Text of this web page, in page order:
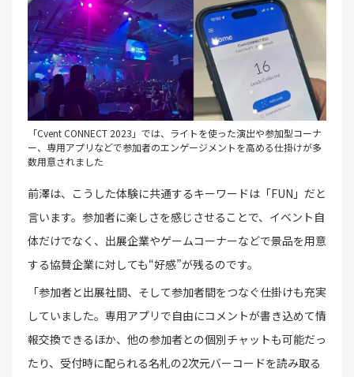
「Cvent CONNECT 2023」では、ライトを使った演出や参加型コーナ
ー、専用アプリなどで参加者のエンゲージメントを高める仕掛けが多
数用意されました
前澤は、こうした体験に共通するキーワードは「FUN」だと
言います。参加者に楽しさを感じさせることで、イベント自
体だけでなく、出展企業やゲームコーナーなどで景品を用意
する協賛企業に対しても“好感”が残るのです。
「参加者と出展社間、そして参加者間をつなぐ仕掛けも充実
していました。専用アプリで自由にコメントが書き込めて情
報交換できるほか、他の参加者との個別チャットも可能だっ
たり、受付時に配られる名札の2次元バーコードを読み取る